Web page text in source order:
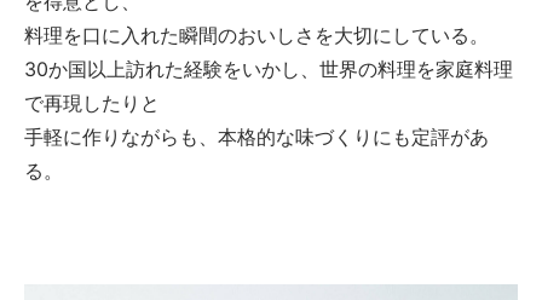
料理を口に入れた瞬間のおいしさを大切にしている。
30か国以上訪れた経験をいかし、世界の料理を家庭料理
で再現したりと
手軽に作りながらも、本格的な味づくりにも定評があ
る。